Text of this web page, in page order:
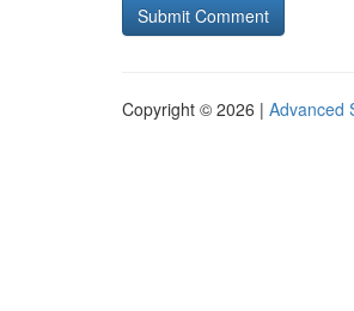
Copyright © 2026 | Advanced